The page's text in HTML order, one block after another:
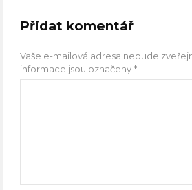
Přidat komentář
Vaše e-mailová adresa nebude
informace jsou označeny*